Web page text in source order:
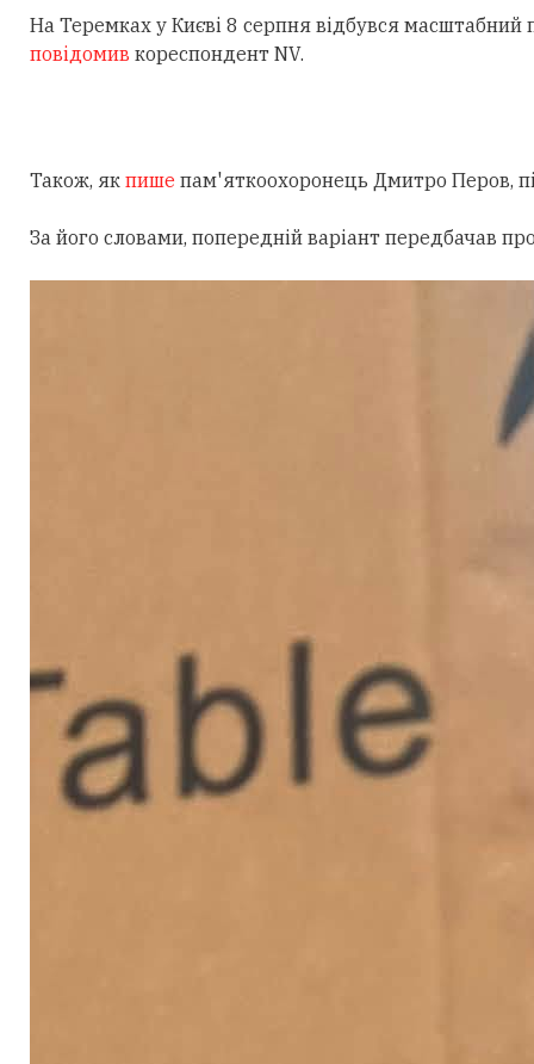
На Теремках у Києві 8 серпня відбувся масштабний
повідомив кореспондент NV.
Також, як пише пам'яткоохоронець Дмитро Перов,
За його словами, попередній варіант передбачав